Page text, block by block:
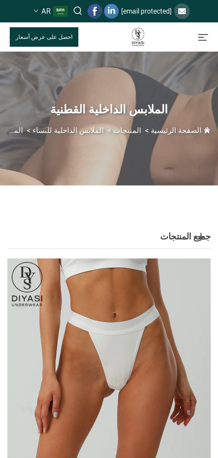
[email protected]
AR
احصل على عرض أسعار
الملابس الداخلية القطنية
الصفحة الرئيسية > المنتجات > الملابس الداخلية للنساء>الملابس الداخلية القطنية
جميع المنتجات